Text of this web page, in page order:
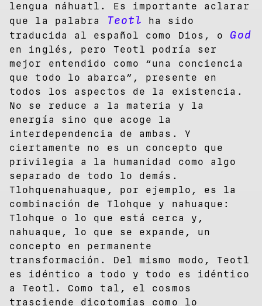
lengua náhuatl. Es importante aclarar
que la palabra
Teotl
ha sido
traducida al español como Dios, o God
en inglés, pero Teotl podría ser
mejor entendido como “una conciencia
que todo lo abarca”, presente en
todos los aspectos de la existencia.
No se reduce a la materia y la
energía sino que acoge la
interdependencia de ambas. Y
ciertamente no es un concepto que
privilegia a la humanidad como algo
separado de todo lo demás.
Tlohquenahuaque, por ejemplo, es la
combinación de Tlohque y nahuaque:
Tlohque o lo que está cerca y,
nahuaque, lo que se expande, un
concepto en permanente
transformación. Del mismo modo, Teotl
es idéntico a todo y todo es idéntico
a Teotl. Como tal, el cosmos
trasciende dicotomías como lo